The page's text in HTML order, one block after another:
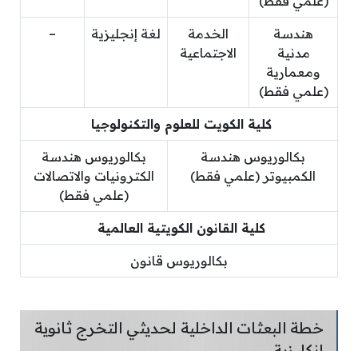
هندسة
مدنية
ومعمارية
(علمي فقط)
الخدمة
الاجتماعية
لغة إنجليزية –
كلية الكويت للعلوم والتكنولوجيا
بكالوريوس هندسة
الكمبيوتر (علمي فقط)
بكالوريوس هندسة
الكترونيات والاتصالات
(علمي فقط)
كلية القانون الكويتية العالمية
بكالوريوس قانون
خطة البعثات الداخلية لحديثي التخرج ثانوية